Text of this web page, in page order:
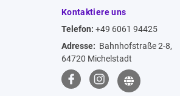
Kontaktiere uns
Telefon: +49 6061 94425
Adresse: Bahnhofstraße 2-8,
64720 Michelstadt